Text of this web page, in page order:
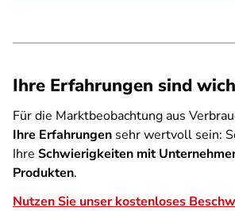
Ihre Erfahrungen sind
Für die Marktbeobachtung aus
Ihre Erfahrungen sehr wertvoll sein:
Ihre Schwierigkeiten mit
Produkten.
Nutzen Sie unser kostenloses